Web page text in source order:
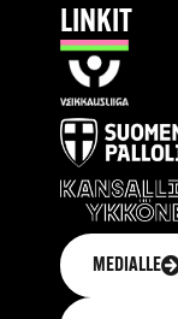
LINKIT
MEDIALLE